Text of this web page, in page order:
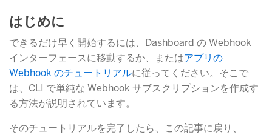
はじめに
できるだけ早く開始するには、Dashboard の Webhook
インターフェースに移動するか、またはアプリの
Webhook のチュートリアル​に従ってください。そこで
は、CLI で単純な Webhook サブスクリプションを作成す
る方法が説明されています。
そのチュートリアルを完了したら、この記事に戻り、